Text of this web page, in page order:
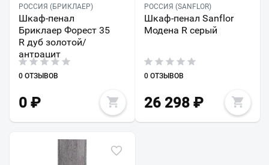
РОССИЯ (БРИКЛАЕР)
Шкаф-пенал
Бриклаер Форест 35
R дуб золотой/
антрацит
0 ОТЗЫВОВ
0 ₽
РОССИЯ (SANFLOR)
Шкаф-пенал Sanflor
Модена R серый
0 ОТЗЫВОВ
26 298₽